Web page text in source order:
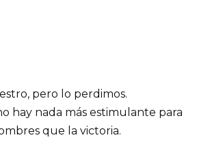
pero lo perdimos.
hay nada más estimulante para
que la victoria.